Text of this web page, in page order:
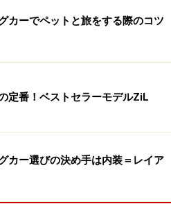
「リーフ」に搭載しているリ
ステムを利用して、どこにい
子レンジといった家電製品
にすることなく使えるように
容量と言えるでしょう(ちなみ
、居室部分のバッテリーは快
も言えるポイントです。従来
性能が良いリチウムイオンバ
カーでペットと旅をする際のコツ
定番！ベストセラーモデルZiL
カー選びの決め手は内装＝レイア